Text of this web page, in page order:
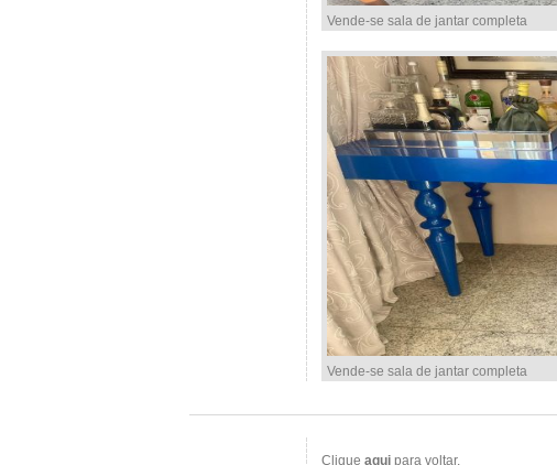
Vende-se sala de jantar completa
Vende-se sala de jantar completa
Clique aqui para voltar.